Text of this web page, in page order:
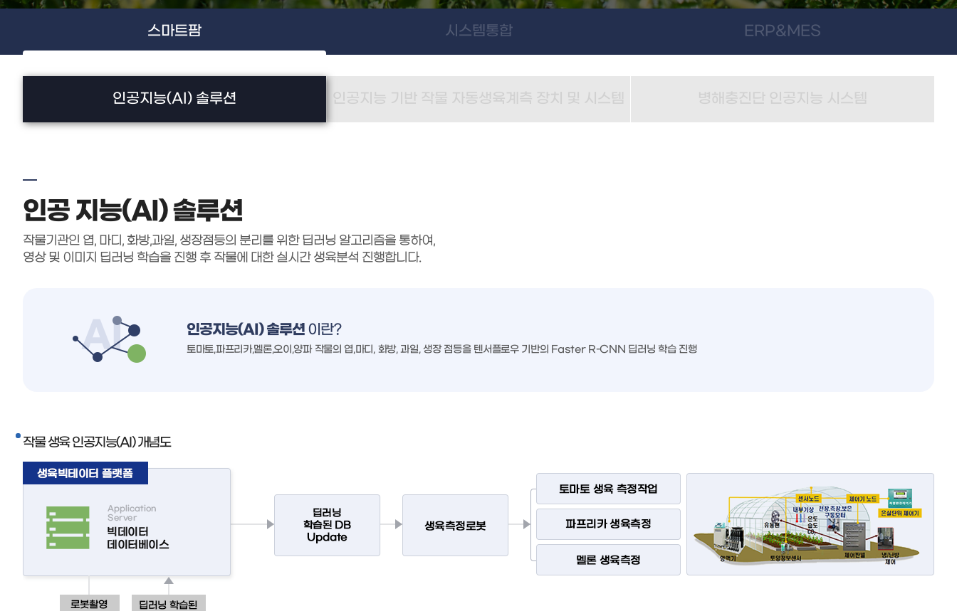
스마트팜 시스템통합 ERP&MES
인공지능(AI) 솔루션
인공 지능(AI) 솔루션
작물기관인 엽, 마디, 화방,과일, 생장점등의 분리를 위한 딥러닝 알고리즘을 통하여,
영상 및 이미지 딥러닝 학습을 진행 후 작물에 대한 실시간 생육분석 진행합니다.
인공지능(AI) 솔루션 이란?
토마토,파프리카,멜론,오이,양파 작물의 엽,마디, 화방, 과일, 생장 점등을 텐서플로우 기반의 Faster R-CNN 딥러닝 학습 진행
작물 생육 인공지능(AI) 개념도